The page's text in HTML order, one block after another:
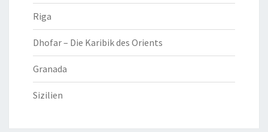
Riga
Dhofar – Die Karibik des Orients
Granada
Sizilien